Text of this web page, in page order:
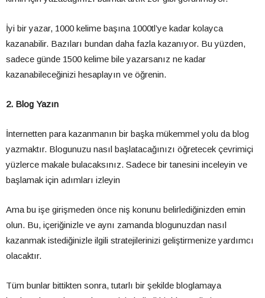
İyi bir yazar, 1000 kelime başına 1000tl’ye kadar kolayca
kazanabilir. Bazıları bundan daha fazla kazanıyor. Bu yüzden,
sadece günde 1500 kelime bile yazarsanız ne kadar
kazanabileceğinizi hesaplayın ve öğrenin.
2. Blog Yazın
İnternetten para kazanmanın bir başka mükemmel yolu da blog
yazmaktır. Blogunuzu nasıl başlatacağınızı öğretecek çevrimiçi
yüzlerce makale bulacaksınız. Sadece bir tanesini inceleyin ve
başlamak için adımları izleyin
Ama bu işe girişmeden önce niş konunu belirlediğinizden emin
olun. Bu, içeriğinizle ve aynı zamanda blogunuzdan nasıl
kazanmak istediğinizle ilgili stratejilerinizi geliştirmenize yardımcı
olacaktır.
Tüm bunlar bittikten sonra, tutarlı bir şekilde bloglamaya